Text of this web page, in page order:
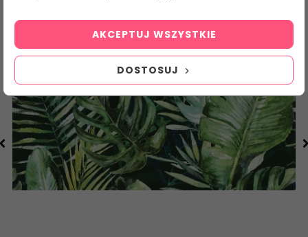
DOSTOSUJ
AKCEPTUJ WSZYSTKIE